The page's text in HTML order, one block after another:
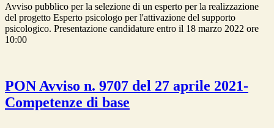
Avviso pubblico per la selezione di un esperto per la realizzazione
del progetto Esperto psicologo per l'attivazione del supporto
psicologico. Presentazione candidature entro il 18 marzo 2022 ore
10:00
PON Avviso n. 9707 del 27 aprile 2021-
Competenze di base